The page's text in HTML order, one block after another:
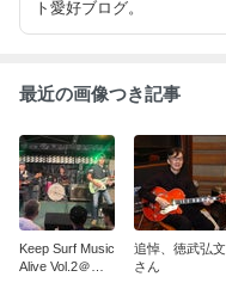
ト愛好ブログ。
最近の画像つき記事
Keep Surf Music
Alive Vol.2＠横
追悼、徳武弘文
さん